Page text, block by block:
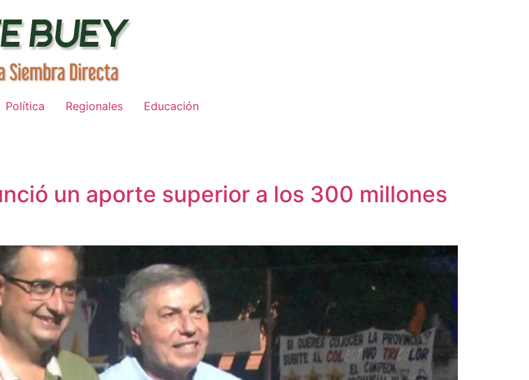
Política Regionales Educación
un aporte superior a los 300 millones